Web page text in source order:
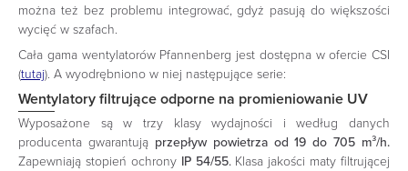
można też bez problemu integrować, gdyż pasują do większości
wycięć w szafach.
Cała gama wentylatorów Pfannenberg jest dostępna w ofercie CSI
(tutaj). A wyodrębniono w niej następujące serie:
Wentylatory filtrujące odporne na promieniowanie UV
Wyposażone są w trzy klasy wydajności i według danych
producenta gwarantują przepływ powietrza od 19 do 705 m³/h.
Zapewniają stopień ochrony IP 54/55.Klasa jakości maty filtrującej